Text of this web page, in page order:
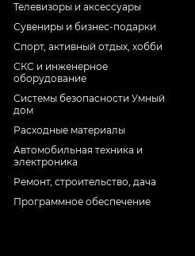
Телевизоры и аксессуары
Сувениры и бизнес-подарки
Спорт, активный отдых, хобби
СКС и инженерное
оборудование
Системы безопасности Умный
дом
Расходные материалы
Автомобильная техника и
электроника
Ремонт, строительство, дача
Программное обеспечение